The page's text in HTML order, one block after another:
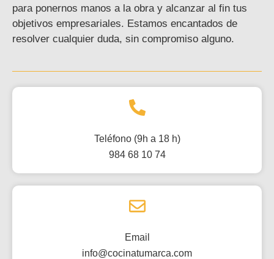
para ponernos manos a la obra y alcanzar al fin tus
objetivos empresariales. Estamos encantados de
resolver cualquier duda, sin compromiso alguno.
Teléfono (9h a 18 h)
984 68 10 74
Email
info@cocinatumarca.com